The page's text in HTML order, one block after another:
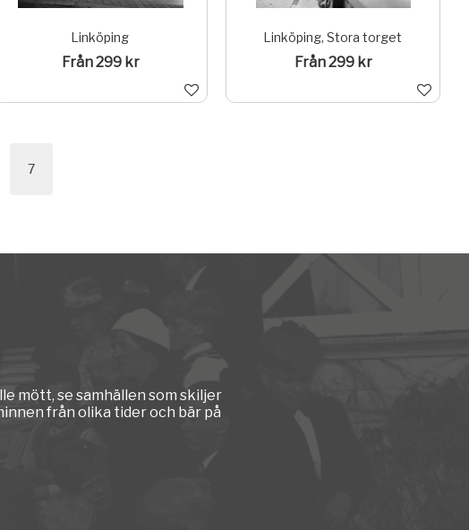
Linköping
Från 299 kr
Linköping, Stora torget
Från 299 kr
7
mött, se samhällen som skiljer
från olika tider och bär på